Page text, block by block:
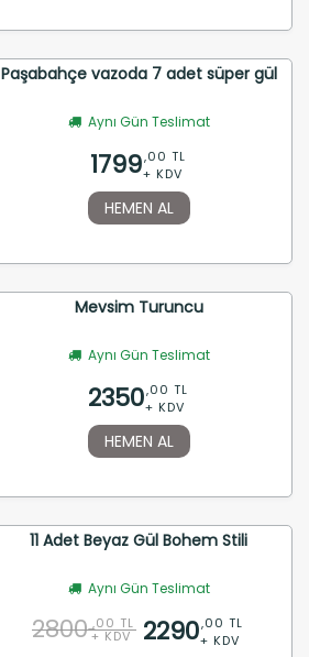
Paşabahçe vazoda 7 adet süper gül
Aynı Gün Teslimat
1799,00 TL
+ KDV
HEMEN AL
Mevsim Turuncu
Aynı Gün Teslimat
2350,00 TL
+ KDV
HEMEN AL
11 Adet Beyaz Gül Bohem Stili
Aynı Gün Teslimat
2800 ,00 TL
+ KDV 2290,00 TL
+ KDV